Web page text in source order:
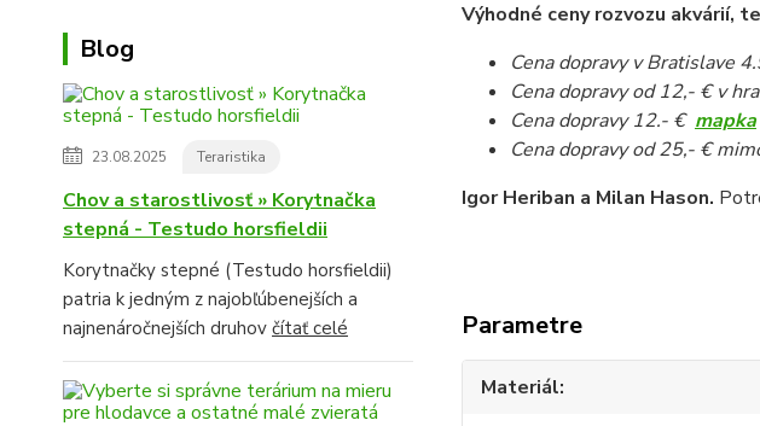
Blog
23.08.2025 Teraristika
Chov a starostlivosť » Korytnačka
stepná - Testudo horsfieldii
Korytnačky stepné (Testudo horsfieldii)
patria k jedným z najobľúbenejších a
najnenáročnejších druhov čítať celé
Výhodné ceny rozvozu akvárií,
Cena dopravy v Bratislave
Cena dopravy od 12,- € v
Cena dopravy 12.- € mapka
Cena dopravy od 25,- €
Igor Heriban a Milan Hason.
Parametre
Materiál